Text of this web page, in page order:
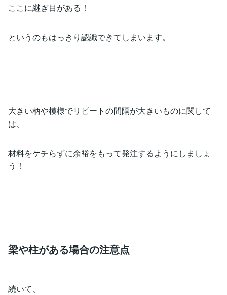
ここに継ぎ目がある！
というのもはっきり認識できてしまいます。
大きい柄や模様でリピートの間隔が大きいものに関して
は、
材料をケチらずに余裕をもって発注するようにしましょ
う！
梁や柱がある場合の注意点
続いて、